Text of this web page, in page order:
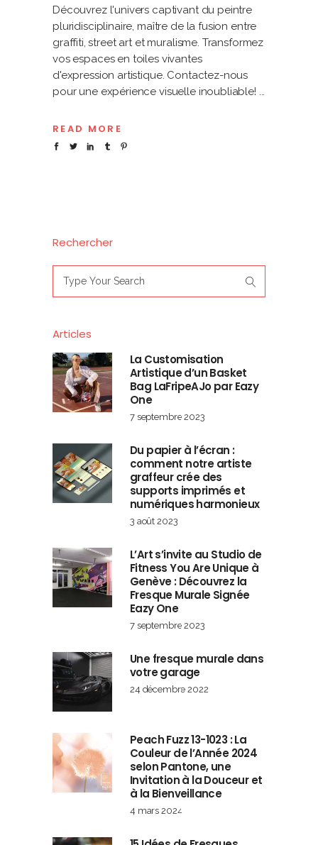
Découvrez l'univers captivant du peintre
pluridisciplinaire, maître de la fusion entre
graffiti, street art et muralisme. Transformez
vos espaces en toiles vivantes
d'expression artistique. Contactez-nous
pour une expérience visuelle inoubliable!
READ MORE
Rechercher
for:
Articles
La Customisation
Artistique d’un Basket
Bag LaFripeAJo par Eazy
One
7 septembre 2023
Du papier à l’écran :
comment notre artiste
graffeur crée des
supports imprimés et
numériques harmonieux
3 août 2023
L’Art s’invite au Studio de
Fitness You Are Unique à
Genève : Découvrez la
Fresque Murale Signée
Eazy One
7 septembre 2023
Une fresque murale dans
votre garage
24 décembre 2022
Peach Fuzz 13-1023 : La
Couleur de l’Année 2024
selon Pantone, une
Invitation à la Douceur et
à la Bienveillance
4 mars 2024